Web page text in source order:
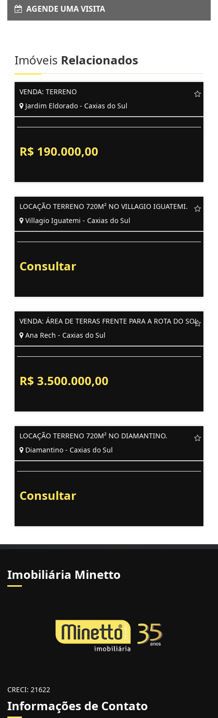
AGENDE UMA VISITA
Imóveis Relacionados
VENDA: TERRENO
Jardim Eldorado - Caxias do Sul
R$ 190.000,00
LOCAÇÃO TERRENO 720M² NO VILLAGIO IGUATEMI.
Villagio Iguatemi - Caxias do Sul
Consultar
VENDA: ÁREA DE TERRAS FRENTE PARA A ROTA DO SOL
Ana Rech - Caxias do Sul
R$ 3.500.000,00
LOCAÇÃO TERRENO 720M² NO DIAMANTINO.
Diamantino - Caxias do Sul
Consultar
Imobiliária Minetto
CRECI: 21622
Informações de Contato